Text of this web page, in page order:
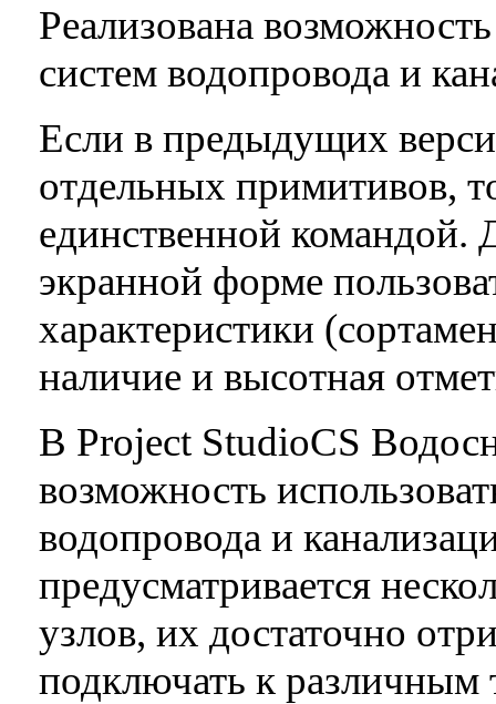
Реализована
систем водопровода и
Если в предыдущих
отдельных примитивов,
единственной командой.
экранной форме
характеристики
наличие и высотная
В Project StudioCS
возможность
водопровода и
предусматривается
узлов, их достаточно
подключать к различным